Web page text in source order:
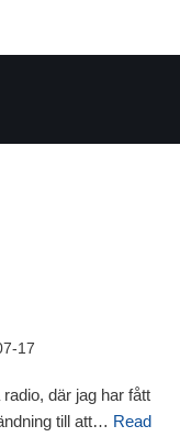
17
där jag har fått
till att… Read